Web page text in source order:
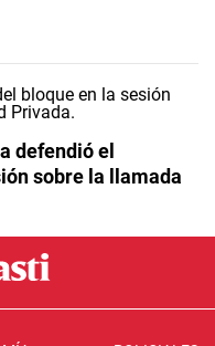
defendió el
sobre la llamada